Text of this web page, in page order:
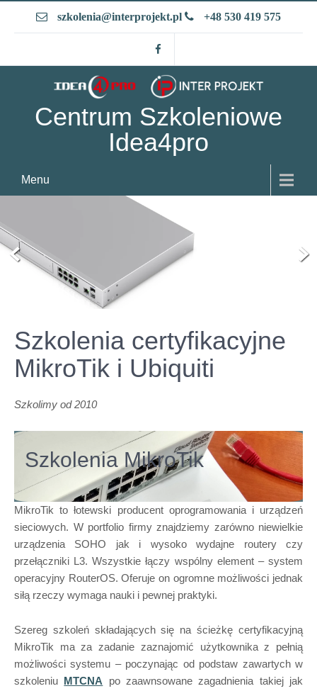
szkolenia@interprojekt.pl +48 530 419 575
Centrum Szkoleniowe
Idea4pro
Menu
Szkolenia certyfikacyjne
MikroTik i Ubiquiti
Szkolimy od 2010
Szkolenia MikroTik
MikroTik to łotewski producent oprogramowania i urządzeń
sieciowych. W portfolio firmy znajdziemy zarówno niewielkie
urządzenia SOHO jak i wysoko wydajne routery czy
przełączniki L3. Wszystkie łączy wspólny element – system
operacyjny RouterOS. Oferuje on ogromne możliwości jednak
siłą rzeczy wymaga nauki i pewnej praktyki.
Szereg szkoleń składających się na ścieżkę certyfikacyjną
MikroTik ma za zadanie zaznajomić użytkownika z pełnią
możliwości systemu – poczynając od podstaw zawartych w
szkoleniu MTCNA po zaawnsowane zagadnienia takiej jak